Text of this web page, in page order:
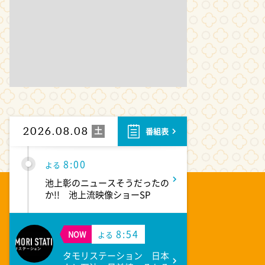
2026.08.08 土 番組表
よる 6:56
サンド&芦田愛菜の博士ちゃ
ん 伊藤沙莉が初参戦!!目利き
三択バトルSP
よる 8:00
池上彰のニュースそうだったの
か!! 池上流映像ショーSP
NOW よる 8:54
タモリステーション 日本